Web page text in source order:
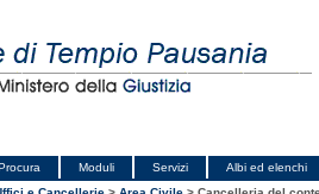
Moduli Servizi
Albi ed elenchi